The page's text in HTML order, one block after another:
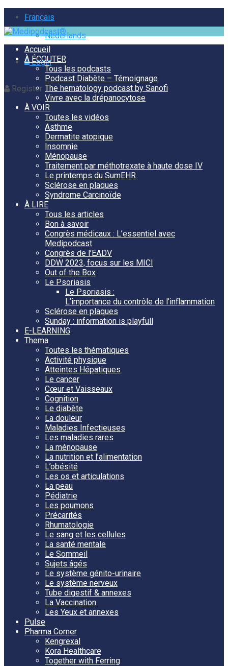
Français
Nederlands
Login
Register
Accueil
À ÉCOUTER
Tous les podcasts
Podcast Diabète – Témoignage
The hematology podcast by Sanofi
Vivre avec la drépanocytose
À VOIR
Toutes les vidéos
Asthme
Dermatite atopique
Insomnie
Ménopause
Traitement par méthotrexate à haute dose IV
Le printemps du SumEHR
Sclérose en plaques
Syndrome Carcinoïde
À LIRE
Tous les articles
Bon à savoir
Congrès médicaux : L’essentiel avec
Medipodcast
Congrès de l’EADV
DDW 2023, focus sur les MICI
Out of the Box
Le Psoriasis
Le Psoriasis :
L’importance du contrôle de l’inflammation
Sclérose en plaques
Sunday : information is playfull
E-LEARNING
Thema
Toutes les thématiques
Activité physique
Atteintes Hépatiques
Le cancer
Cœur et Vaisseaux
Cognition
Le diabète
La douleur
Maladies Infectieuses
Les maladies rares
La ménopause
La nutrition et l’alimentation
L’obésité
Les os et articulations
La peau
Pédiatrie
Les poumons
Précarités
Rhumatologie
Le sang et les cellules
La santé mentale
Le Sommeil
Sujets âgés
Le système génito-urinaire
Le système nerveux
Tube digestif & annexes
La Vaccination
Les Yeux et annexes
Pulse
Pharma Corner
Kengrexal
Kora Healthcare
Together with Ferring